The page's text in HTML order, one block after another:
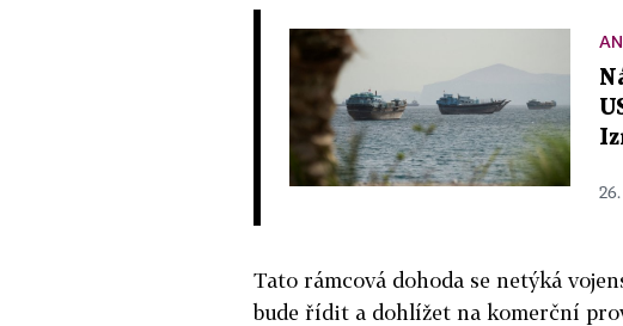
Tato rámcová dohoda se netýká
bude řídit a dohlížet na komerční